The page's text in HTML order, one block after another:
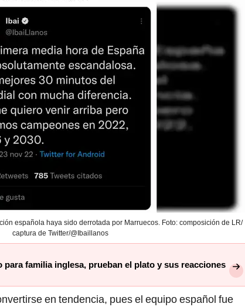
española haya sido derrotada por Marruecos. Foto: composición de LR/
familia inglesa, prueban el plato y sus reacciones
en tendencia, pues el equipo español fue
perder por penales contra Marruecos. En este